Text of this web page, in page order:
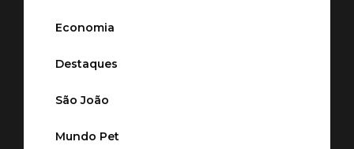
Economia
Destaques
São João
Mundo Pet